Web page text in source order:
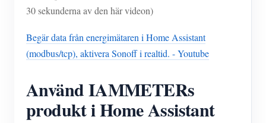
30 sekunderna av den här videon)
Begär data från energimätaren i Home Assistant
(modbus/tcp), aktivera Sonoff i realtid. - Youtube
Använd IAMMETERs
produkt i Home Assistant